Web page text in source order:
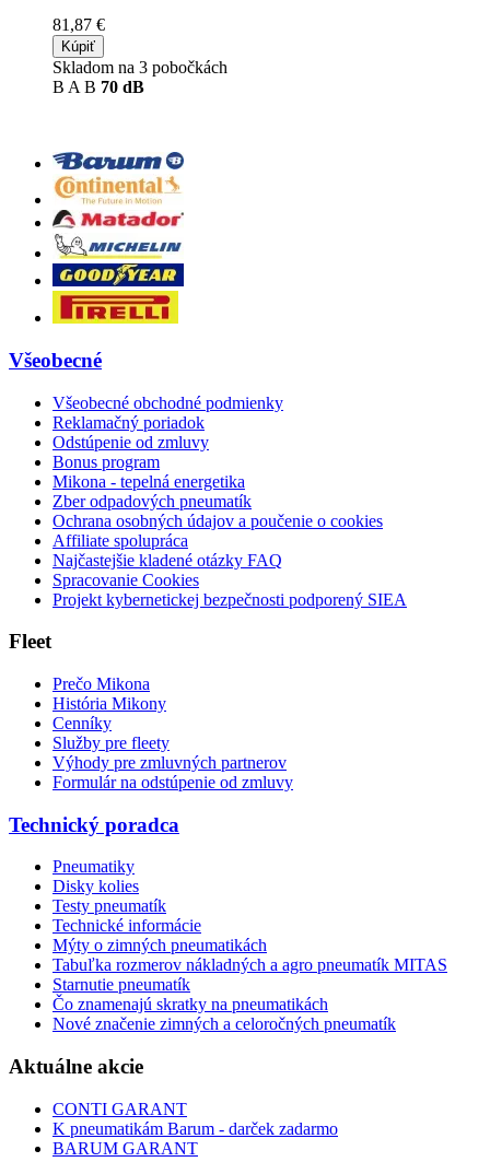
81,87 €
Kúpiť
Skladom na 3 pobočkách
B A B 70 dB
Všeobecné
Všeobecné obchodné podmienky
Reklamačný poriadok
Odstúpenie od zmluvy
Bonus program
Mikona - tepelná energetika
Zber odpadových pneumatík
Ochrana osobných údajov a poučenie o cookies
Affiliate spolupráca
Najčastejšie kladené otázky FAQ
Spracovanie Cookies
Projekt kybernetickej bezpečnosti podporený SIEA
Fleet
Prečo Mikona
História Mikony
Cenníky
Služby pre fleety
Výhody pre zmluvných partnerov
Formulár na odstúpenie od zmluvy
Technický poradca
Pneumatiky
Disky kolies
Testy pneumatík
Technické informácie
Mýty o zimných pneumatikách
Tabuľka rozmerov nákladných a agro pneumatík MITAS
Starnutie pneumatík
Čo znamenajú skratky na pneumatikách
Nové značenie zimných a celoročných pneumatík
Aktuálne akcie
CONTI GARANT
K pneumatikám Barum - darček zadarmo
BARUM GARANT